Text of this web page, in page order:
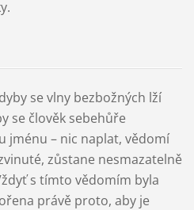
se vlny bezbožných lží
se člověk sebehůře
jménu – nic naplat, vědomí
zůstane nesmazatelně
s tímto vědomím byla
právě proto, aby je